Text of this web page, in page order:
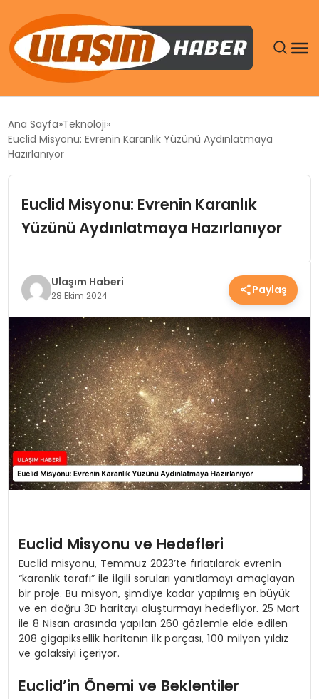
SIYASET
EKONOMI
TEKNOLOJI
SAĞLIK
YAŞAM
Ana Sayfa Teknoloji
Euclid Misyonu: Evrenin Karanlık Yüzünü Aydınlatmaya
Hazırlanıyor
Euclid Misyonu: Evrenin Karanlık
Yüzünü Aydınlatmaya Hazırlanıyor
Ulaşım Haberi
28 Ekim 2024 Paylaş
Euclid Misyonu ve Hedefleri
Euclid misyonu, Temmuz 2023’te fırlatılarak evrenin
“karanlık tarafı” ile ilgili soruları yanıtlamayı amaçlayan
bir proje. Bu misyon, şimdiye kadar yapılmış en büyük
ve en doğru 3D haritayı oluşturmayı hedefliyor. 25 Mart
ile 8 Nisan arasında yapılan 260 gözlemle elde edilen
208 gigapiksellik haritanın ilk parçası, 100 milyon yıldız
ve galaksiyi içeriyor.
Euclid’in Önemi ve Beklentiler